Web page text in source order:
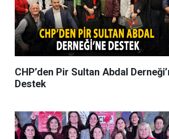
CHP’den Pir Sultan Abdal
Destek